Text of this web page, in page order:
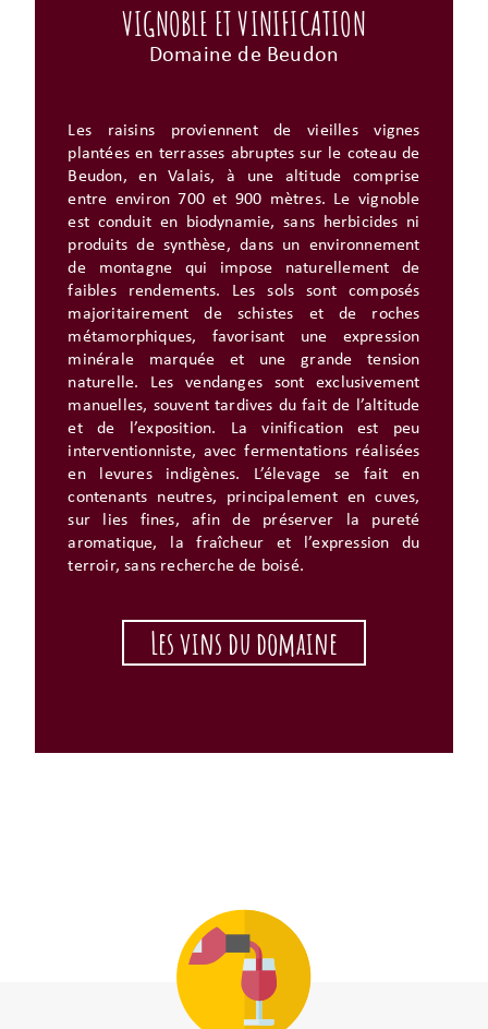
VIGNOBLE ET VINIFICATION
Domaine de Beudon
Les raisins proviennent de vieilles vignes
plantées en terrasses abruptes sur le coteau de
Beudon, en Valais, à une altitude comprise
entre environ 700 et 900 mètres. Le vignoble
est conduit en biodynamie, sans herbicides ni
produits de synthèse, dans un environnement
de montagne qui impose naturellement de
faibles rendements. Les sols sont composés
majoritairement de schistes et de roches
métamorphiques, favorisant une expression
minérale marquée et une grande tension
naturelle. Les vendanges sont exclusivement
manuelles, souvent tardives du fait de l’altitude
et de l’exposition. La vinification est peu
interventionniste, avec fermentations réalisées
en levures indigènes. L’élevage se fait en
contenants neutres, principalement en cuves,
sur lies fines, afin de préserver la pureté
aromatique, la fraîcheur et l’expression du
terroir, sans recherche de boisé.
Les vins du domaine